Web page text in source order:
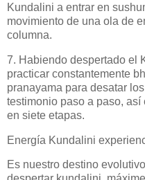
Kundalini a entrar en
movimiento de una ola de
columna.
7. Habiendo despertado el
practicar constantemente
pranayama para desatar
testimonio paso a paso,
en siete etapas.
Energía Kundalini
Es nuestro destino